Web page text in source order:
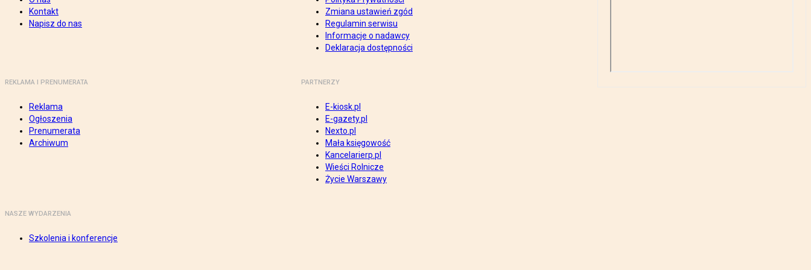
Kontakt
Napisz do nas
Zmiana ustawień zgód
Regulamin serwisu
Informacje o nadawcy
Deklaracja dostępności
REKLAMA I PRENUMERATA
Reklama
Ogłoszenia
Prenumerata
Archiwum
PARTNERZY
E-kiosk.pl
E-gazety.pl
Nexto.pl
Mała księgowość
Kancelarierp.pl
Wieści Rolnicze
Życie Warszawy
NASZE WYDARZENIA
Szkolenia i konferencje